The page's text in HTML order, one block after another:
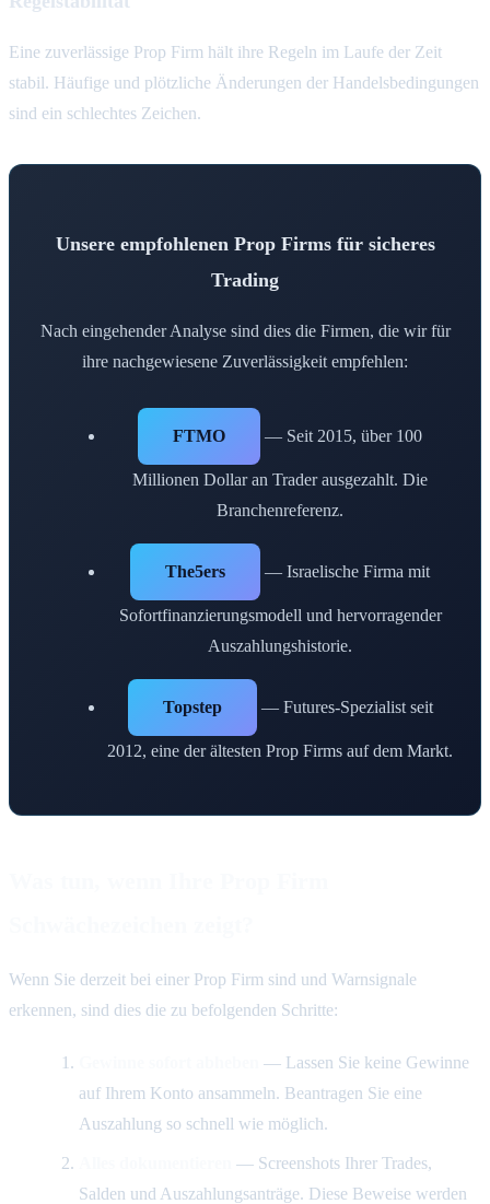
Eine zuverlässige Prop Firm hält ihre Regeln im Laufe der Zeit
stabil. Häufige und plötzliche Änderungen der Handelsbedingungen
sind ein schlechtes Zeichen.
Unsere empfohlenen Prop Firms für sicheres
Trading
Nach eingehender Analyse sind dies die Firmen, die wir für
ihre nachgewiesene Zuverlässigkeit empfehlen:
FTMO — Seit 2015, über 100
Millionen Dollar an Trader ausgezahlt. Die
Branchenreferenz.
The5ers — Israelische Firma mit
Sofortfinanzierungsmodell und hervorragender
Auszahlungshistorie.
Topstep — Futures-Spezialist seit
2012, eine der ältesten Prop Firms auf dem Markt.
Wenn Sie derzeit bei einer Prop Firm sind und Warnsignale
erkennen, sind dies die zu befolgenden Schritte:
— Lassen Sie keine Gewinne
auf Ihrem Konto ansammeln. Beantragen Sie eine
Auszahlung so schnell wie möglich.
— Screenshots Ihrer Trades,
Salden und Auszahlungsanträge. Diese Beweise werden